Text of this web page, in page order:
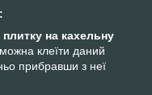
на кахельну
клеїти даний
прибравши з неї